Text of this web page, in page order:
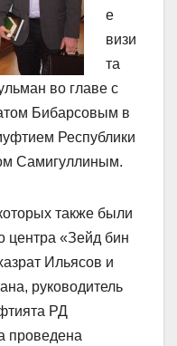
е
визи
та
во главе с
Бибарсовым в
Республики
Самигуллиным.
также были
центра «Зейд бин
Ильясов и
руководитель
РД
проведена